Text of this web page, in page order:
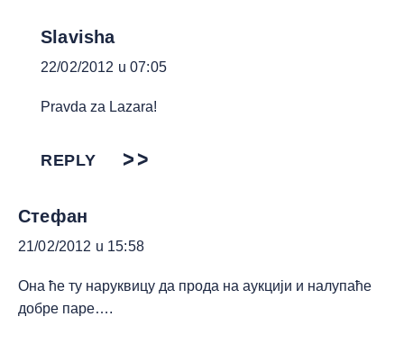
Slavisha
22/02/2012 u 07:05
Pravda za Lazara!
REPLY
Стефан
21/02/2012 u 15:58
Она ће ту наруквицу да прода на аукцији и налупаће
добре паре….